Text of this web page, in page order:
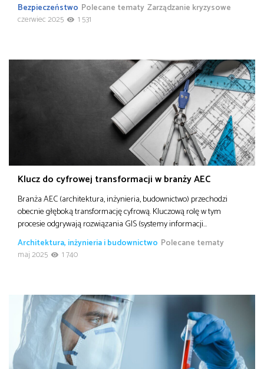
Bezpieczeństwo Polecane tematy Zarządzanie kryzysowe
czerwiec 2025
1 531
Klucz do cyfrowej transformacji w branży AEC
Branża AEC (architektura, inżynieria, budownictwo) przechodzi
obecnie głęboką transformację cyfrową. Kluczową rolę w tym
procesie odgrywają rozwiązania GIS (systemy informacji…
Architektura, inżynieria i budownictwo Polecane tematy
maj 2025
1 740